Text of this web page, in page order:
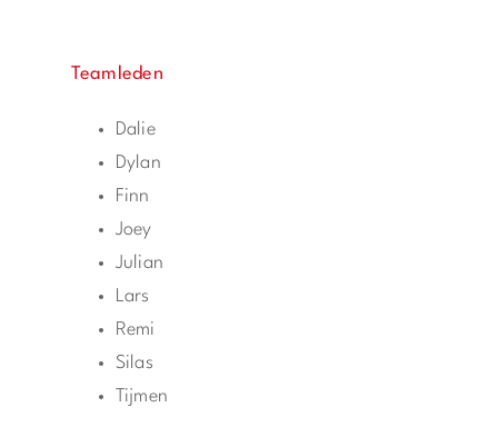
Teamleden
Dalie
Dylan
Finn
Joey
Julian
Lars
Remi
Silas
Tijmen